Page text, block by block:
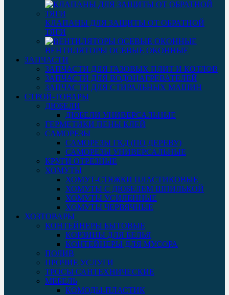
КЛАПАНЫ ДЛЯ ЗАЩИТЫ ОТ ОБРАТНОЙ
ТЯГИ
ВЕНТИЛЯТОРЫ ОСЕВЫЕ ОКОННЫЕ
ЗАПЧАСТИ
ЗАПЧАСТИ ДЛЯ ГАЗОВЫХ ПЛИТ И КОТЛОВ
ЗАПЧАСТИ ДЛЯ ВОДОНАГРЕВАТЕЛЕЙ
ЗАПЧАСТИ ДЛЯ СТИРАЛЬНЫХ МАШИН
СТРОЙ-ТОВАРЫ
ДЮБЕЛИ
ДЮБЕЛИ УНИВЕРСАЛЬНЫЕ
ГЕРМЕТИКИ ПЕНЫ КЛЕЙ
САМОРЕЗЫ
САМОРЕЗЫ ГКД (ПО ДЕРЕВУ)
САМОРЕЗЫ УНИВЕРСАЛЬНЫЕ
КРУГИ ОТРЕЗНЫЕ
ХОМУТЫ
ХОМУТ-СТЯЖКИ ПЛАСТИКОВЫЕ
ХОМУТЫ С ДЮБЕЛЕМ ШПИЛЬКОЙ
ХОМУТЫ УСИЛЕННЫЕ
ХОМУТЫ ЧЕРВЯЧНЫЕ
ХОЗТОВАРЫ
КОНТЕЙНЕРЫ БЫТОВЫЕ
КОРЗИНЫ ДЛЯ БЕЛЬЯ
КОНТЕЙНЕРЫ ДЛЯ МУСОРА
ПОЛИВ
ПРОЧИЕ УСЛУГИ
ТРОСЫ САНТЕХНИЧЕСКИЕ
МЕБЕЛЬ
КОМОДЫ-ПЛАСТИК